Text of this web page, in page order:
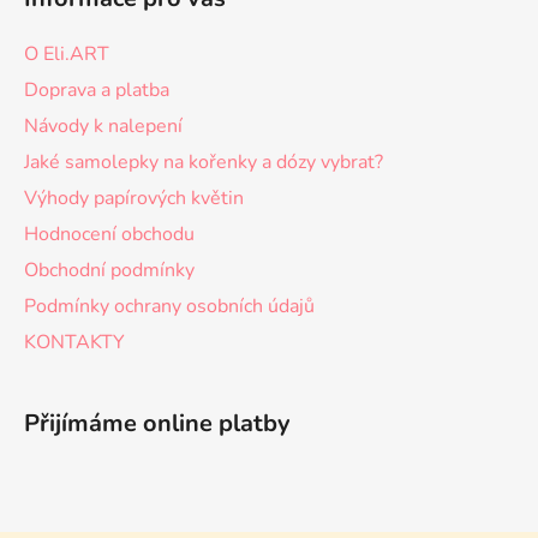
O Eli.ART
Doprava a platba
Návody k nalepení
Jaké samolepky na kořenky a dózy vybrat?
Výhody papírových květin
Hodnocení obchodu
Obchodní podmínky
Podmínky ochrany osobních údajů
KONTAKTY
Přijímáme online platby